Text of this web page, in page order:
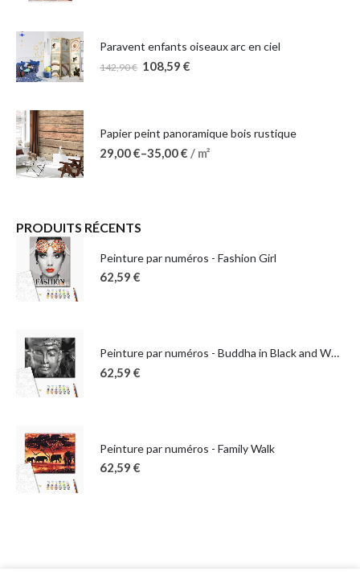
Paravent enfants oiseaux arc en ciel
142,90€ 108,59 €
Papier peint panoramique bois rustique
29,00€–35,00€ / m²
PRODUITS RÉCENTS
Peinture par numéros - Fashion Girl
62,59 €
Peinture par numéros - Buddha in Black and White
62,59 €
Peinture par numéros - Family Walk
62,59 €